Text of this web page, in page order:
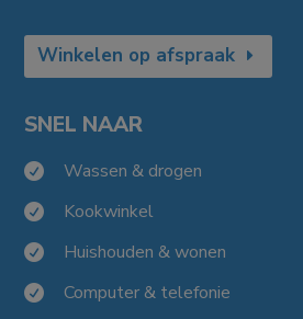
Winkelen op afspraak
SNEL NAAR
 Wassen & drogen
 Kookwinkel
 Huishouden & wonen
 Computer & telefonie